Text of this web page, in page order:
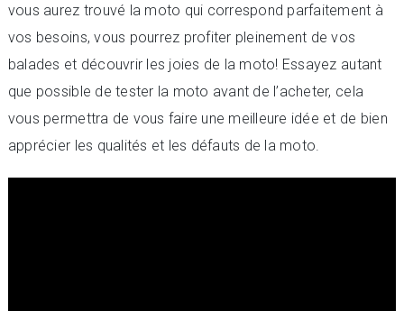
vous aurez trouvé la moto qui correspond parfaitement à
vos besoins, vous pourrez profiter pleinement de vos
balades et découvrir les joies de la moto! Essayez autant
que possible de tester la moto avant de l’acheter, cela
vous permettra de vous faire une meilleure idée et de bien
apprécier les qualités et les défauts de la moto.